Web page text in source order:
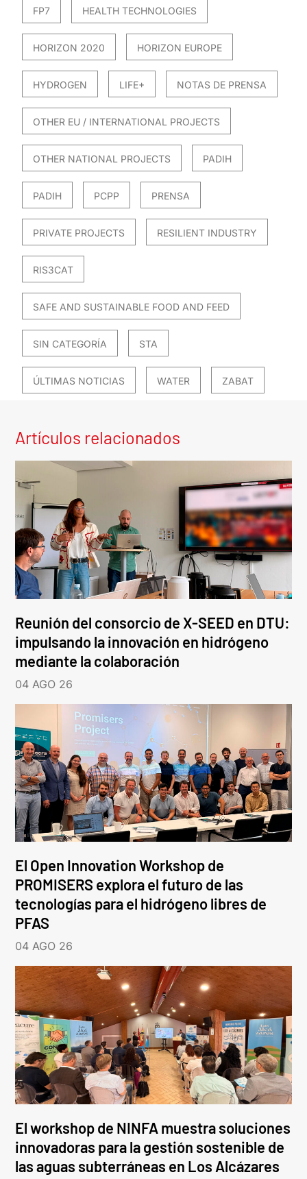
FP7 HEALTH TECHNOLOGIES
HORIZON 2020 HORIZON EUROPE
HYDROGEN LIFE+ NOTAS DE PRENSA
OTHER EU / INTERNATIONAL PROJECTS
OTHER NATIONAL PROJECTS PADIH
PADIH PCPP PRENSA
PRIVATE PROJECTS RESILIENT INDUSTRY
RIS3CAT
SAFE AND SUSTAINABLE FOOD AND FEED
SIN CATEGORÍA STA
ÚLTIMAS NOTICIAS WATER ZABAT
Artículos relacionados
Reunión del consorcio de X-SEED en DTU:
impulsando la innovación en hidrógeno
mediante la colaboración
04 AGO 26
El Open Innovation Workshop de
PROMISERS explora el futuro de las
tecnologías para el hidrógeno libres de
PFAS
04 AGO 26
El workshop de NINFA muestra soluciones
innovadoras para la gestión sostenible de
las aguas subterráneas en Los Alcázares